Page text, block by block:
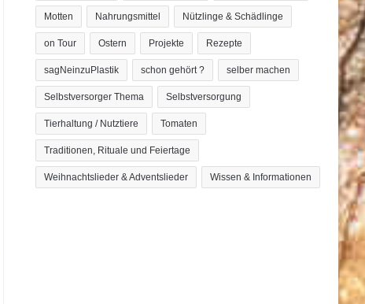
Motten Nahrungsmittel Nützlinge & Schädlinge
on Tour Ostern Projekte Rezepte
sagNeinzuPlastik schon gehört ? selber machen
Selbstversorger Thema Selbstversorgung
Tierhaltung / Nutztiere Tomaten
Traditionen, Rituale und Feiertage
Weihnachtslieder & Adventslieder Wissen & Informationen